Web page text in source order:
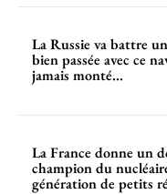
La Russie va battre
bien passée avec ce
jamais monté...
La France donne un
champion du
génération de petits